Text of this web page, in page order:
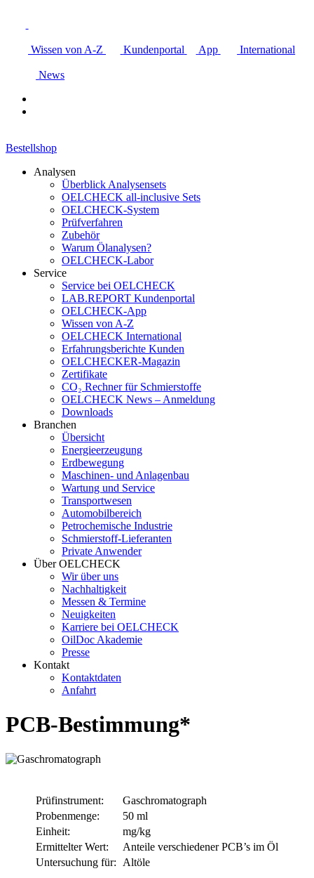
Wissen von A-Z Kundenportal App International
News
Bestellshop
Analysen
Überblick Analysensets
OELCHECK all-inclusive Sets
OELCHECK-System
Prüfverfahren
Zubehör
Warum Ölanalysen?
OELCHECK-Labor
Service
Service bei OELCHECK
LAB.REPORT Kundenportal
OELCHECK-App
Wissen von A-Z
OELCHECK International
Erfahrungsberichte Kunden
OELCHECKER-Magazin
Zertifikate
CO₂ Rechner für Schmierstoffe
OELCHECK News – Anmeldung
Downloads
Branchen
Übersicht
Energieerzeugung
Erdbewegung
Maschinen- und Anlagenbau
Wartung und Service
Transportwesen
Automobilbereich
Petrochemische Industrie
Schmierstoff-Lieferanten
Private Anwender
Über OELCHECK
Wir über uns
Nachhaltigkeit
Messen & Termine
Neuigkeiten
Karriere bei OELCHECK
OilDoc Akademie
Presse
Kontakt
Kontaktdaten
Anfahrt
PCB-Bestimmung*
Prüfinstrument:
Gaschromatograph
Probenmenge:
50 ml
Einheit:
mg/kg
Ermittelter Wert:
Anteile verschiedener PCB’s im Öl
Untersuchung für:
Altöle